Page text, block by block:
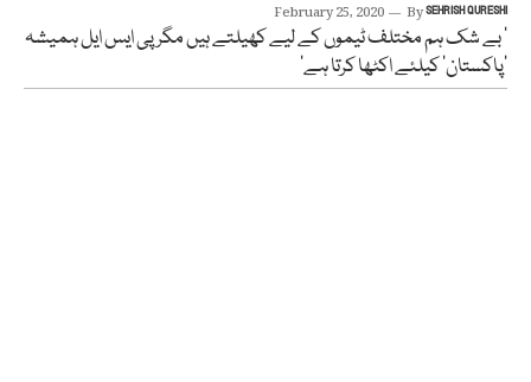
February 25, 2020 BySEHRISH QURESHI
‘ بے شک ہم مختلف ٹیموں کے لیے کھیلتے ہیں مگر پی ایس ایل ہمیشہ
’پاکستان‘ کیلئے اکٹھا کرتا ہے‘